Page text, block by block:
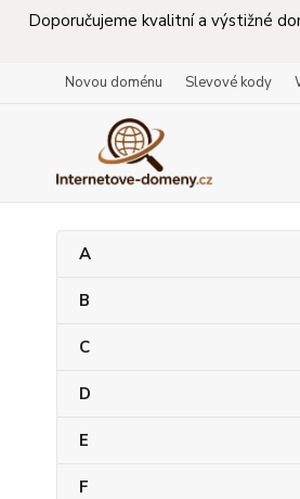
Doporučujeme kvalitní a výstižné
Novou doménu Slevové kody
A
B
C
D
E
F